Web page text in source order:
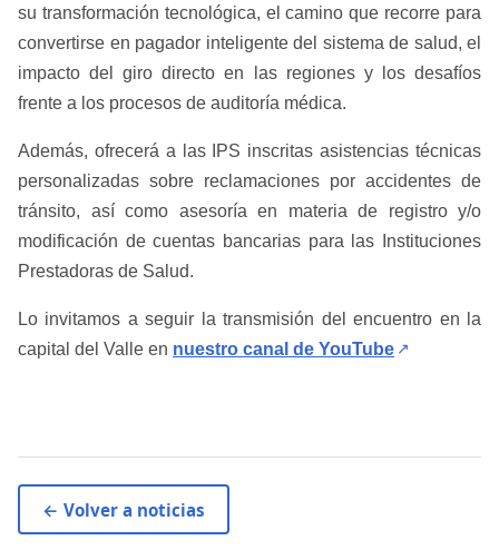
su transformación tecnológica, el camino que recorre para
convertirse en pagador inteligente del sistema de salud, el
impacto del giro directo en las regiones y los desafíos
frente a los procesos de auditoría médica.
Además, ofrecerá a las IPS inscritas asistencias técnicas
personalizadas sobre reclamaciones por accidentes de
tránsito, así como asesoría en materia de registro y/o
modificación de cuentas bancarias para las Instituciones
Prestadoras de Salud.
Lo invitamos a seguir la transmisión del encuentro en la
capital del Valle en nuestro canal de YouTube ↗
← Volver a noticias